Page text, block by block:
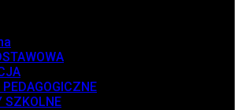
PEDAGOGICZNE
SZKOLNE